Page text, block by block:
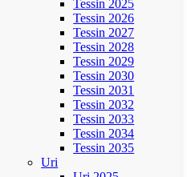
Tessin 2025
Tessin 2026
Tessin 2027
Tessin 2028
Tessin 2029
Tessin 2030
Tessin 2031
Tessin 2032
Tessin 2033
Tessin 2034
Tessin 2035
Uri